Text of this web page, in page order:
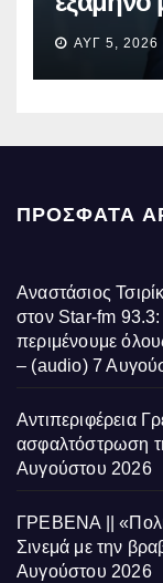
EBITDA
ΑΥΓ 5, 2026
ΠΡΌΣΦΑΤΑ
Αναστάσιος
στον Star-fm 93.3:
περιμένουμε
– (audio) 7
Αντιπεριφέρεια
ασφαλτόστρωση
Αυγούστου 2026
ΓΡΕΒΕΝΑ ||
Σινεμά με την
Αυγούστου 2026